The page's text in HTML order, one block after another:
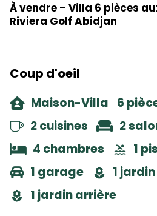
À vendre – Villa 6 pièces
Riviera Golf Abidjan
Coup d'oeil
Maison-Villa 6
2 cuisines
2
4 chambres
1
1 garage
1
1 jardin arrière